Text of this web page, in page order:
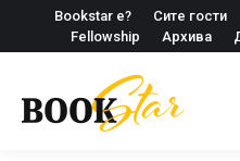
Bookstar е? Сите гости
Fellowship
Архива